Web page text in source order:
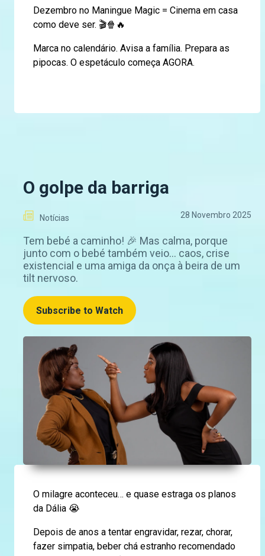
Dezembro no Maningue Magic = Cinema em casa
como deve ser. 🎬🍿🔥
Marca no calendário. Avisa a família. Prepara as
pipocas. O espetáculo começa AGORA.
O golpe da barriga
Notícias 28 Novembro 2025
Tem bebé a caminho! 🎉 Mas calma, porque
junto com o bebé também veio… caos, crise
existencial e uma amiga da onça à beira de um
tilt nervoso.
Subscribe to Watch
O milagre aconteceu… e quase estraga os planos
da Dália 😭
Depois de anos a tentar engravidar, rezar, chorar,
fazer simpatia, beber chá estranho recomendado